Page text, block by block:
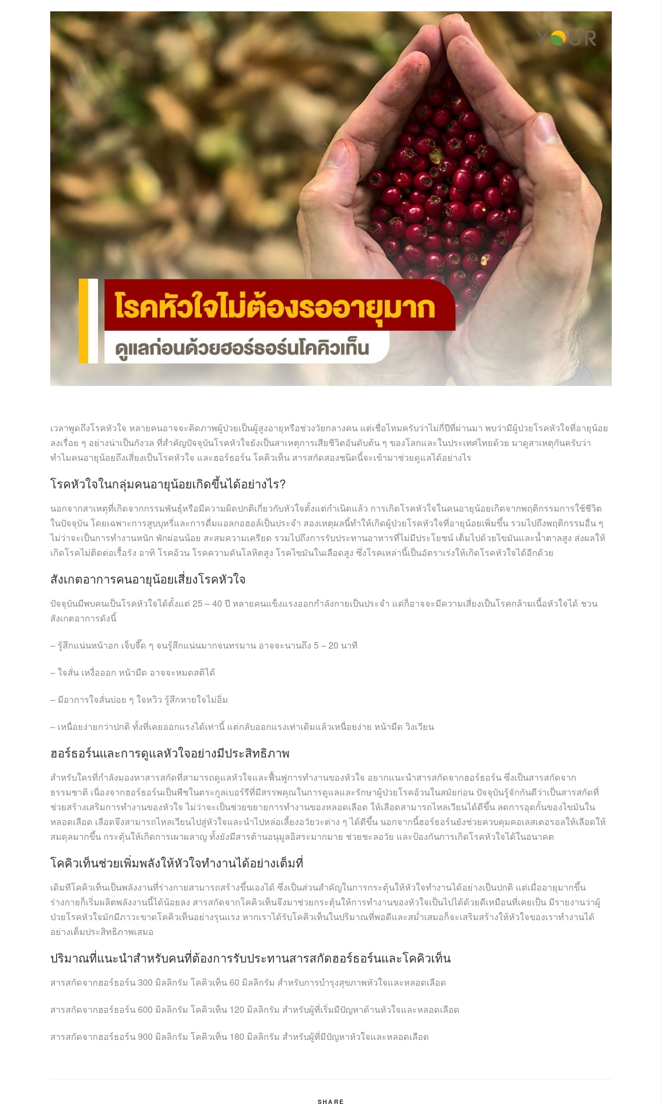
เวลาพูดถึงโรคหัวใจ หลายคนอาจจะคิดภาพผู้ป่วยเป็นผู้สูงอายุหรือช่วงวัยกลางคน แต่เชื่อไหมครับว่าไม่กี่ปีที่ผ่านมา พบว่ามีผู้ป่วยโรคหัวใจที่อายุน้อย
ลงเรื่อย ๆ อย่างน่าเป็นกังวล ที่สำคัญปัจจุบันโรคหัวใจยังเป็นสาเหตุการเสียชีวิตอันดับต้น ๆ ของโลกและในประเทศไทยด้วย มาดูสาเหตุกันครับว่า
ทำไมคนอายุน้อยถึงเสี่ยงเป็นโรคหัวใจ และฮอร์ธอร์น โคคิวเท็น สารสกัดสองชนิดนี้จะเข้ามาช่วยดูแลได้อย่างไร
โรคหัวใจในกลุ่มคนอายุน้อยเกิดขึ้นได้อย่างไร?
นอกจากสาเหตุที่เกิดจากกรรมพันธุ์หรือมีความผิดปกติเกี่ยวกับหัวใจตั้งแต่กำเนิดแล้ว การเกิดโรคหัวใจในคนอายุน้อยเกิดจากพฤติกรรมการใช้ชีวิต
ในปัจจุบัน โดยเฉพาะการสูบบุหรี่และการดื่มแอลกอฮอล์เป็นประจำ สองเหตุผลนี้ทำให้เกิดผู้ป่วยโรคหัวใจที่อายุน้อยเพิ่มขึ้น รวมไปถึงพฤติกรรมอื่น ๆ
ไม่ว่าจะเป็นการทำงานหนัก พักผ่อนน้อย สะสมความเครียด รวมไปถึงการรับประทานอาหารที่ไม่มีประโยชน์ เต็มไปด้วยไขมันและน้ำตาลสูง ส่งผลให้
เกิดโรคไม่ติดต่อเรื้อรัง อาทิ โรคอ้วน โรคความดันโลหิตสูง โรคไขมันในเลือดสูง ซึ่งโรคเหล่านี้เป็นอัตราเร่งให้เกิดโรคหัวใจได้อีกด้วย
สังเกตอาการคนอายุน้อยเสี่ยงโรคหัวใจ
ปัจจุบันมีพบคนเป็นโรคหัวใจได้ตั้งแต่ 25 – 40 ปี หลายคนแข็งแรงออกกำลังกายเป็นประจำ แต่ก็อาจจะมีความเสี่ยงเป็นโรคกล้ามเนื้อหัวใจได้ ชวน
สังเกตอาการดังนี้
– รู้สึกแน่นหน้าอก เจ็บจี๊ด ๆ จนรู้สึกแน่นมากจนทรมาน อาจจะนานถึง 5 – 20 นาที
– ใจสั่น เหงื่อออก หน้ามืด อาจจะหมดสติได้
– มีอาการใจสั่นบ่อย ๆ ใจหวิว รู้สึกหายใจไม่อิ่ม
– เหนื่อยง่ายกว่าปกติ ทั้งที่เคยออกแรงได้เท่านี้ แต่กลับออกแรงเท่าเดิมแล้วเหนื่อยง่าย หน้ามืด วิงเวียน
ฮอร์ธอร์นและการดูแลหัวใจอย่างมีประสิทธิภาพ
สำหรับใครที่กำลังมองหาสารสกัดที่สามารถดูแลหัวใจและฟื้นฟูการทำงานของหัวใจ อยากแนะนำสารสกัดจากฮอร์ธอร์น ซึ่งเป็นสารสกัดจาก
ธรรมชาติ เนื่องจากฮอร์ธอร์นเป็นพืชในตระกูลเบอร์รีที่มีสรรพคุณในการดูแลและรักษาผู้ป่วยโรคอ้วนในสมัยก่อน ปัจจุบันรู้จักกันดีว่าเป็นสารสกัดที่
ช่วยสร้างเสริมการทำงานของหัวใจ ไม่ว่าจะเป็นช่วยขยายการทำงานของหลอดเลือด ให้เลือดสามารถไหลเวียนได้ดีขึ้น ลดการอุดกั้นของไขมันใน
หลอดเลือด เลือดจึงสามารถไหลเวียนไปสู่หัวใจและนำไปหล่อเลี้ยงอวัยวะต่าง ๆ ได้ดีขึ้น นอกจากนี้ฮอร์ธอร์นยังช่วยควบคุมคอเลสเตอรอลให้เลือดให้
สมดุลมากขึ้น กระตุ้นให้เกิดการเผาผลาญ ทั้งยังมีสารต้านอนุมูลอิสระมากมาย ช่วยชะลอวัย และป้องกันการเกิดโรคหัวใจได้ในอนาคต
โคคิวเท็นช่วยเพิ่มพลังให้หัวใจทำงานได้อย่างเต็มที่
เดิมทีโคคิวเท็นเป็นพลังงานที่ร่างกายสามารถสร้างขึ้นเองได้ ซึ่งเป็นส่วนสำคัญในการกระตุ้นให้หัวใจทำงานได้อย่างเป็นปกติ แต่เมื่ออายุมากขึ้น
ร่างกายก็เริ่มผลิตพลังงานนี้ได้น้อยลง สารสกัดจากโคคิวเท็นจึงมาช่วยกระตุ้นให้การทำงานของหัวใจเป็นไปได้ด้วยดีเหมือนที่เคยเป็น มีรายงานว่าผู้
ป่วยโรคหัวใจมักมีภาวะขาดโคคิวเท็นอย่างรุนแรง หากเราได้รับโคคิวเท็นในปริมาณที่พอดีและสม่ำเสมอก็จะเสริมสร้างให้หัวใจของเราทำงานได้
อย่างเต็มประสิทธิภาพเสมอ
ปริมาณที่แนะนำสำหรับคนที่ต้องการรับประทานสารสกัดฮอร์ธอร์นและโคคิวเท็น
สารสกัดจากฮอร์ธอร์น 300 มิลลิกรัม โคคิวเท็น 60 มิลลิกรัม สำหรับการบำรุงสุขภาพหัวใจและหลอดเลือด
สารสกัดจากฮอร์ธอร์น 600 มิลลิกรัม โคคิวเท็น 120 มิลลิกรัม สำหรับผู้ที่เริ่มมีปัญหาด้านหัวใจและหลอดเลือด
สารสกัดจากฮอร์ธอร์น 900 มิลลิกรัม โคคิวเท็น 180 มิลลิกรัม สำหรับผู้ที่มีปัญหาหัวใจและหลอดเลือด
SHARE